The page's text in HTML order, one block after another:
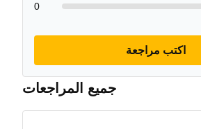
0
اكتب مراجعة
جميع المراجعات